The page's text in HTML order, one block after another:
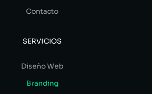
Contacto
SERVICIOS
Diseño Web
Branding